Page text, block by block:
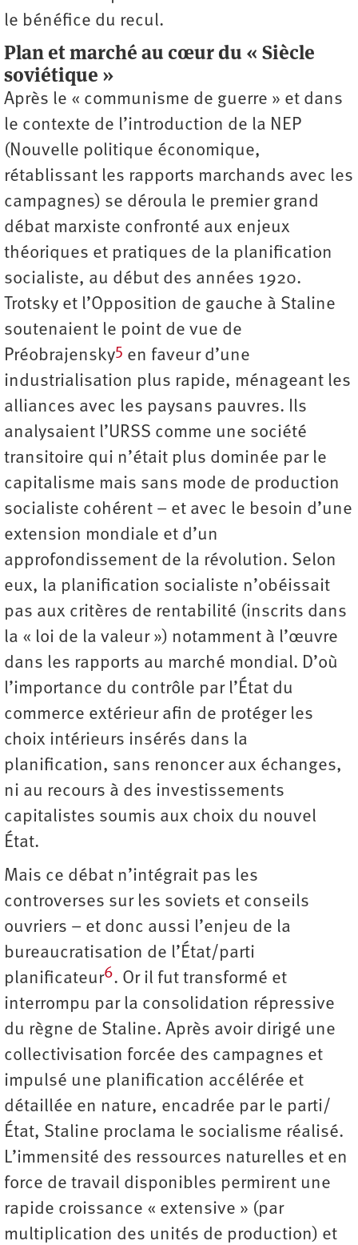
le bénéfice du recul.
Plan et marché au cœur du « Siècle
soviétique »
Après le « communisme de guerre » et dans
le contexte de l’introduction de la NEP
(Nouvelle politique économique,
rétablissant les rapports marchands avec les
campagnes) se déroula le premier grand
débat marxiste confronté aux enjeux
théoriques et pratiques de la planification
socialiste, au début des années 1920.
Trotsky et l’Opposition de gauche à Staline
soutenaient le point de vue de
Préobrajensky5 en faveur d’une
industrialisation plus rapide, ménageant les
alliances avec les paysans pauvres. Ils
analysaient l’URSS comme une société
transitoire qui n’était plus dominée par le
capitalisme mais sans mode de production
socialiste cohérent – et avec le besoin d’une
extension mondiale et d’un
approfondissement de la révolution. Selon
eux, la planification socialiste n’obéissait
pas aux critères de rentabilité (inscrits dans
la « loi de la valeur ») notamment à l’œuvre
dans les rapports au marché mondial. D’où
l’importance du contrôle par l’État du
commerce extérieur afin de protéger les
choix intérieurs insérés dans la
planification, sans renoncer aux échanges,
ni au recours à des investissements
capitalistes soumis aux choix du nouvel
État.
Mais ce débat n’intégrait pas les
controverses sur les soviets et conseils
ouvriers – et donc aussi l’enjeu de la
bureaucratisation de l’État/parti
planificateur6. Or il fut transformé et
interrompu par la consolidation répressive
du règne de Staline. Après avoir dirigé une
collectivisation forcée des campagnes et
impulsé une planification accélérée et
détaillée en nature, encadrée par le parti/
État, Staline proclama le socialisme réalisé.
L’immensité des ressources naturelles et en
force de travail disponibles permirent une
rapide croissance « extensive » (par
multiplication des unités de production) et